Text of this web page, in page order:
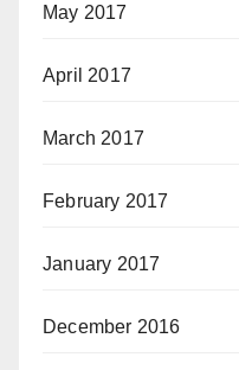
May 2017
April 2017
March 2017
February 2017
January 2017
December 2016